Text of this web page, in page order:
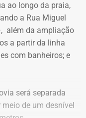
que não
internação
de um
todos os tempos,
clamar, como
“templos” onde o
ao longo da praia,
a Rua Miguel
além da ampliação
a partir da linha
com banheiros; e
será separada
de um desnível